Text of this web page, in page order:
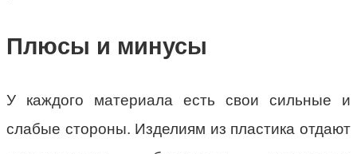
Плюсы и минусы
У каждого материала есть свои сильные и
слабые стороны. Изделиям из пластика отдают